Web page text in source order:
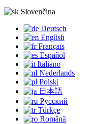
Slovenčina
Deutsch
English
Français
Español
Italiano
Nederlands
Polski
日本語
Русский
Türkçe
Română